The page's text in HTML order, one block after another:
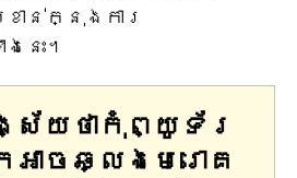
ខាន់ក្នុងការ
នេះ។
ស័យថាកុំព្យូទ័រ
ាចឆ្លងមេរោគ